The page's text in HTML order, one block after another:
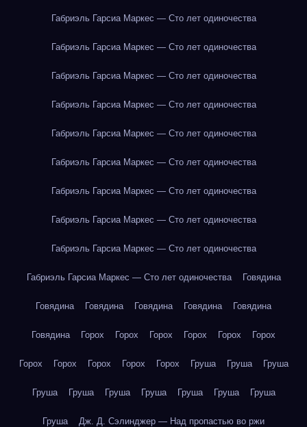
Габриэль Гарсиа Маркес — Сто лет одиночества
Габриэль Гарсиа Маркес — Сто лет одиночества
Габриэль Гарсиа Маркес — Сто лет одиночества
Габриэль Гарсиа Маркес — Сто лет одиночества
Габриэль Гарсиа Маркес — Сто лет одиночества
Габриэль Гарсиа Маркес — Сто лет одиночества
Габриэль Гарсиа Маркес — Сто лет одиночества
Габриэль Гарсиа Маркес — Сто лет одиночества
Габриэль Гарсиа Маркес — Сто лет одиночества
Габриэль Гарсиа Маркес — Сто лет одиночества Говядина
Говядина Говядина Говядина Говядина Говядина
Говядина Горох Горох Горох Горох Горох Горох
Горох Горох Горох Горох Горох Груша Груша Груша
Груша Груша Груша Груша Груша Груша Груша
Груша Дж. Д. Сэлинджер — Над пропастью во ржи